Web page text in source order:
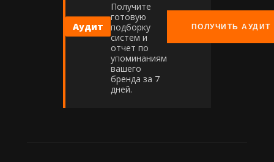
Аудит
Получите
готовую
подборку
систем и
отчет по
упоминаниям
вашего
бренда за 7
дней.
ПОЛУЧИТЬ АУДИТ